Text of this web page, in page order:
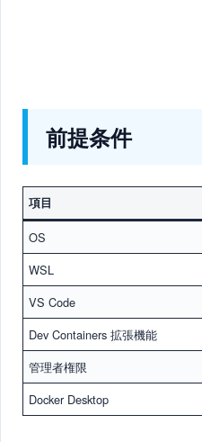
前提条件
項目
OS
WSL
VS Code
Dev Containers 拡張機能
管理者権限
Docker Desktop